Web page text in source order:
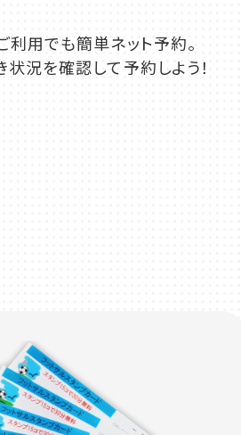
利用でも簡単ネット予約。
状況を確認して予約しよう！